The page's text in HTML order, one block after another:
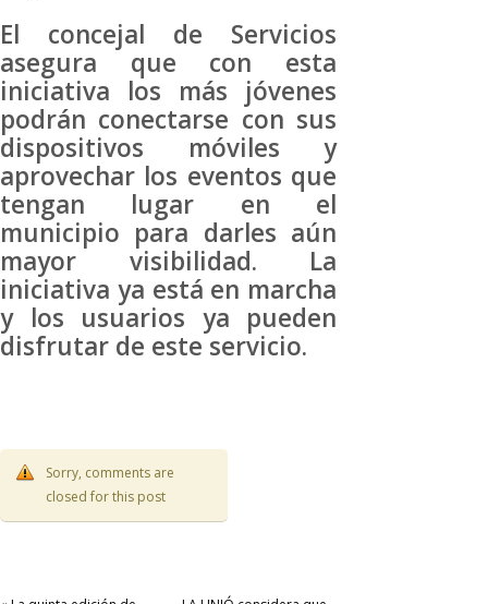
El concejal de Servicios
asegura que con esta
iniciativa los más jóvenes
podrán conectarse con sus
dispositivos móviles y
aprovechar los eventos que
tengan lugar en el
municipio para darles aún
mayor visibilidad. La
iniciativa ya está en marcha
y los usuarios ya pueden
disfrutar de este servicio.
Sorry, comments are
closed for this post